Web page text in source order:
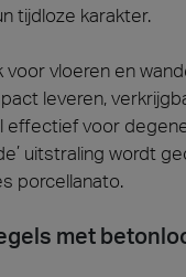
tijdloze karakter.
vloeren en
leveren,
voor
uitstraling wordt
porcellanato.
met